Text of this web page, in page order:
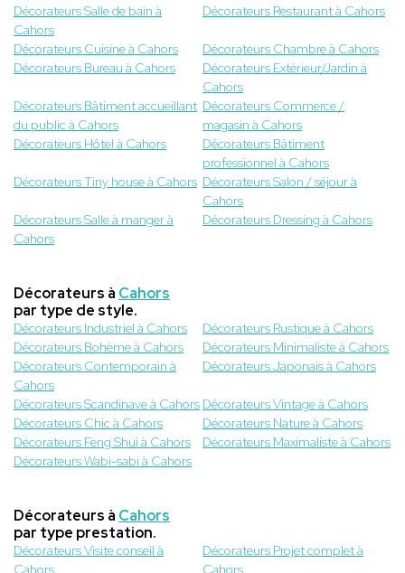
Décorateurs Salle de bain à
Cahors
Décorateurs Restaurant à Cahors
Décorateurs Cuisine à Cahors
Décorateurs Chambre à Cahors
Décorateurs Bureau à Cahors
Décorateurs Extérieur/Jardin à
Cahors
Décorateurs Bâtiment accueillant
du public à Cahors
Décorateurs Commerce /
magasin à Cahors
Décorateurs Hôtel à Cahors
Décorateurs Bâtiment
professionnel à Cahors
Décorateurs Tiny house à Cahors Décorateurs Salon / séjour à
Cahors
Décorateurs Salle à manger à
Cahors
Décorateurs Dressing à Cahors
Décorateurs à Cahors
par type de style.
Décorateurs Industriel à Cahors
Décorateurs Rustique à Cahors
Décorateurs Bohème à Cahors
Décorateurs Minimaliste à Cahors
Décorateurs Contemporain à
Cahors
Décorateurs Japonais à Cahors
Décorateurs Scandinave à Cahors Décorateurs Vintage à Cahors
Décorateurs Chic à Cahors
Décorateurs Nature à Cahors
Décorateurs Feng Shui à Cahors
Décorateurs Maximaliste à Cahors
Décorateurs Wabi-sabi à Cahors
Décorateurs à Cahors
par type prestation.
Décorateurs Visite conseil à
Cahors
Décorateurs Projet complet à
Cahors